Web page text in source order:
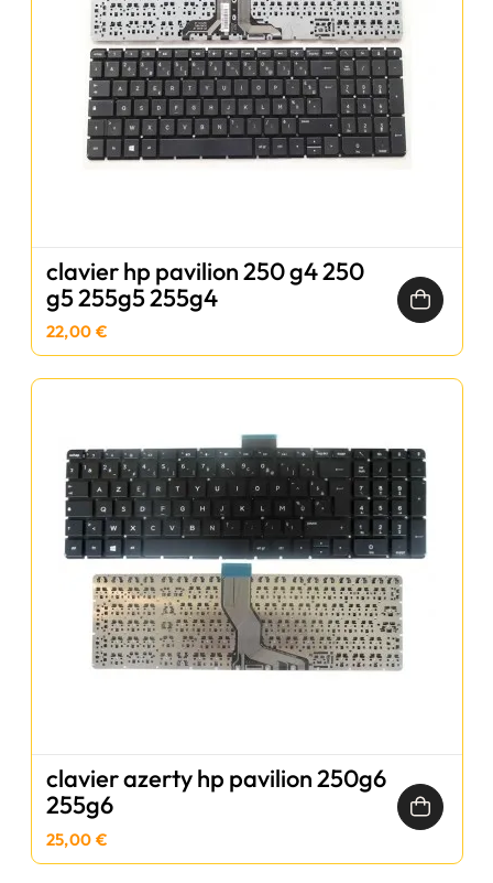
clavier hp pavilion 250 g4 250
g5 255g5 255g4
22,00 €
clavier azerty hp pavilion 250g6
255g6
25,00 €